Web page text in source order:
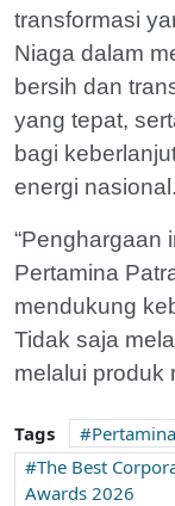
transformasi
Niaga dalam
bersih dan
yang tepat,
bagi
energi nasional.
“Penghargaan
Pertamina
mendukung
Tidak saja
melalui produk
Tags Pertamina
The Best
Awards 2026